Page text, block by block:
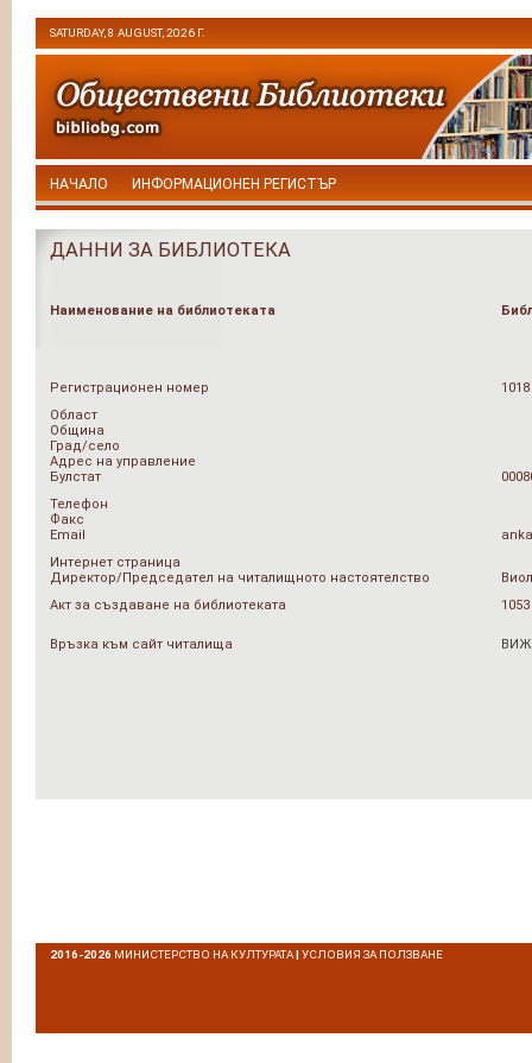
SATURDAY, 8 AUGUST, 2026 Г.
НАЧАЛО ИНФОРМАЦИОНЕН РЕГИСТЪР
ДАННИ ЗА БИБЛИОТЕКА
Наименование на библиотеката
Регистрационен номер
1018
Област
Община
Град/село
Адрес на управление
Булстат
Телефон
Факс
Email
Интернет страница
Директор/Председател на читалищното настоятелство
Акт за създаване на библиотеката
1053
Връзка към сайт читалища ВИЖ
2016-2026 МИНИСТЕРСТВО НА КУЛТУРАТА|УСЛОВИЯ ЗА ПОЛЗВАНЕ